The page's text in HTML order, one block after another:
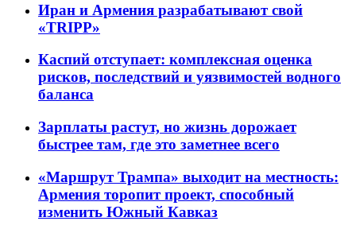
Иран и Армения разрабатывают свой
«TRIPP»
Каспий отступает: комплексная оценка
рисков, последствий и уязвимостей водного
баланса
Зарплаты растут, но жизнь дорожает
быстрее там, где это заметнее всего
«Маршрут Трампа» выходит на местность:
Армения торопит проект, способный
изменить Южный Кавказ